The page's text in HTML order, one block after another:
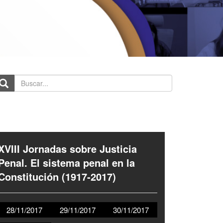
Jornadas sobre Justicia
El sistema penal en la
(1917-2017)
28/11/2017 29/11/2017 30/11/2017